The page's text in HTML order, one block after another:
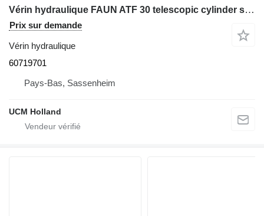
Vérin hydraulique FAUN ATF 30 telescopic cylinder single 60719701 pour grue mobile
Prix sur demande
Vérin hydraulique
60719701
Pays-Bas, Sassenheim
UCM Holland